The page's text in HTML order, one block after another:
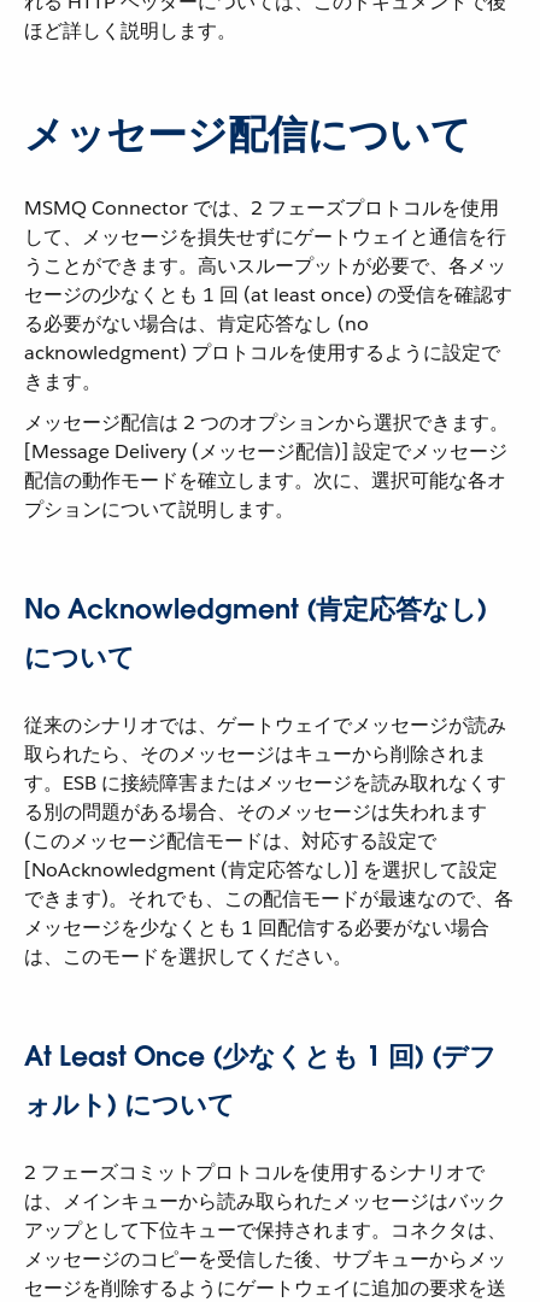
ほど詳しく説明します。
メッセージ配信について
MSMQ Connector では、2 フェーズプロトコルを使用
して、メッセージを損失せずにゲートウェイと通信を行
うことができます。高いスループットが必要で、各メッ
セージの少なくとも 1 回 (at least once) の受信を確認す
る必要がない場合は、肯定応答なし (no
acknowledgment) プロトコルを使用するように設定で
きます。
メッセージ配信は 2 つのオプションから選択できます。
[Message Delivery (メッセージ配信)] 設定でメッセージ
配信の動作モードを確立します。次に、選択可能な各オ
プションについて説明します。
No Acknowledgment (肯定応答なし)
について
従来のシナリオでは、ゲートウェイでメッセージが読み
取られたら、そのメッセージはキューから削除されま
す。ESB に接続障害またはメッセージを読み取れなくす
る別の問題がある場合、そのメッセージは失われます
(このメッセージ配信モードは、対応する設定で
[NoAcknowledgment (肯定応答なし)] を選択して設定
できます)。それでも、この配信モードが最速なので、各
メッセージを少なくとも 1 回配信する必要がない場合
は、このモードを選択してください。
At Least Once (少なくとも 1 回) (デフ
ォルト) について
2 フェーズコミットプロトコルを使用するシナリオで
は、メインキューから読み取られたメッセージはバック
アップとして下位キューで保持されます。コネクタは、
メッセージのコピーを受信した後、サブキューからメッ
セージを削除するようにゲートウェイに追加の要求を送